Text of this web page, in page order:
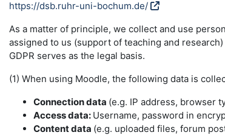
https://dsb.ruhr-uni-bochum.de/
As a matter of principle, we collect and use
assigned to us (support of teaching and
GDPR serves as the legal basis.
(1) When using Moodle, the following data is
Connection data (e.g. IP address, browser
Access data: Username, password in
Content data (e.g. uploaded files, forum